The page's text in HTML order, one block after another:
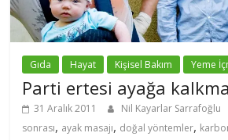
Gıda Hayat Kişisel Bakım Yeme
Parti ertesi ayağa
31 Aralık 2011 Nil Kayarlar Sarrafoğlu
sonrası, ayak masajı, doğal yöntemler,